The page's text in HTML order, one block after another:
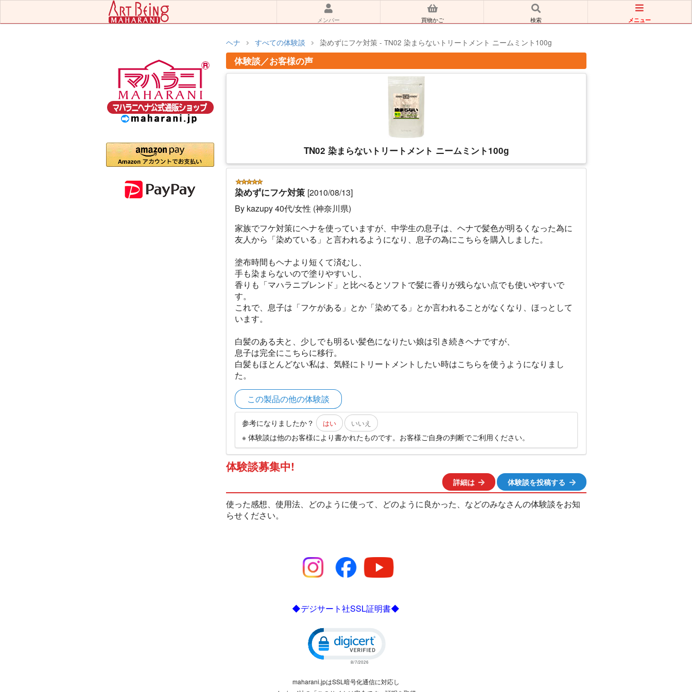
メンバー 買物かご 検索 メニュー
ヘナ すべての体験談 染めずにフケ対策 - TN02 染まらないトリートメント ニームミント100g
体験談／お客様の声
TN02 染まらないトリートメント ニームミント100g
染めずにフケ対策 [2010/08/13]
By kazupy 40代/女性 (神奈川県)
家族でフケ対策にヘナを使っていますが、中学生の息子は、ヘナで髪色が明るくなった為に
友人から「染めている」と言われるようになり、息子の為にこちらを購入しました。
塗布時間もヘナより短くて済むし、
手も染まらないので塗りやすいし、
香りも「マハラニブレンド」と比べるとソフトで髪に香りが残らない点でも使いやすいで
す。
これで、息子は「フケがある」とか「染めてる」とか言われることがなくなり、ほっとして
います。
白髪のある夫と、少しでも明るい髪色になりたい娘は引き続きヘナですが、
息子は完全にこちらに移行。
白髪もほとんどない私は、気軽にトリートメントしたい時はこちらを使うようになりまし
た。
この製品の他の体験談
参考になりましたか？ はい いいえ
※ 体験談は他のお客様により書かれたものです。お客様ご自身の判断でご利用ください。
体験談募集中!
体験談を投稿する
詳細は
使った感想、使用法、どのように使って、どのように良かった、などのみなさんの体験談をお知
らせください。
◆デジサート社SSL証明書◆
maharani.jpはSSL暗号化通信に対応し